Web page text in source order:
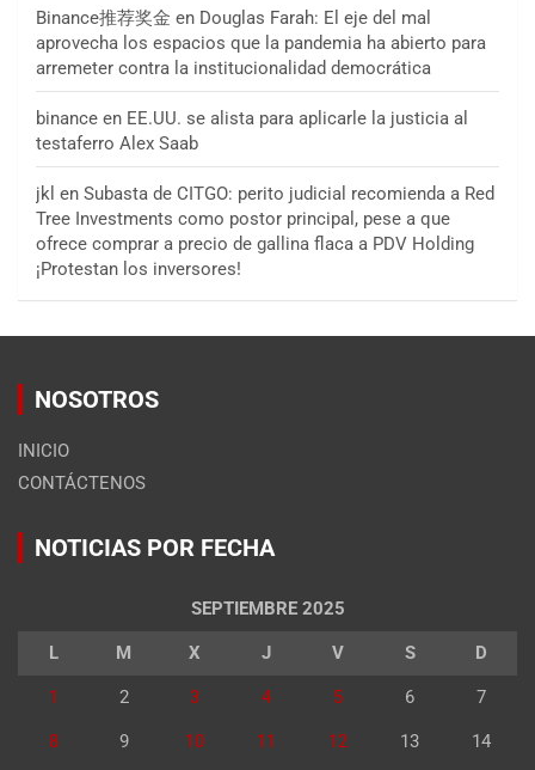
Binance推荐奖金 en Douglas Farah: El eje del mal
aprovecha los espacios que la pandemia ha abierto para
arremeter contra la institucionalidad democrática
binance en EE.UU. se alista para aplicarle la justicia al
testaferro Alex Saab
jkl en Subasta de CITGO: perito judicial recomienda a Red
Tree Investments como postor principal, pese a que
ofrece comprar a precio de gallina flaca a PDV Holding
¡Protestan los inversores!
NOSOTROS
INICIO
CONTÁCTENOS
NOTICIAS POR FECHA
SEPTIEMBRE 2025
L M X J V S D
1 2 3 4 5 6 7
8 9 10 11 12 13 14